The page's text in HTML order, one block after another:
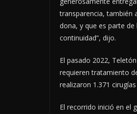
transparencia, también
dona, y que es parte
continuidad”, dijo.
El pasado 2022,
requieren tratamiento
realizaron 1.371
El recorrido inició en el